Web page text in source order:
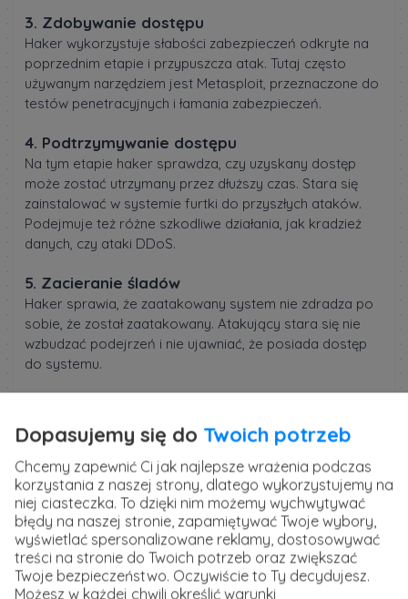
3. Zdobywanie dostępu
Haker wykorzystuje słabości zabezpieczeń odkryte na
poprzednim etapie i przypuszcza atak. Tutaj często
używanym narzędziem jest Metasploit, przeznaczone do
testów penetracyjnych i łamania zabezpieczeń.
4. Podtrzymywanie dostępu
Na tym etapie haker sprawdza, czy uzyskany dostęp
może zostać utrzymany przez dłuższy czas. Stara się
zainstalować w systemie furtki do przyszłych ataków.
Podejmuje też różne szkodliwe działania, jak kradzież
danych, czy ataki DDoS.
5. Zacieranie śladów
Haker sprawia, że zaatakowany system nie zdradza po
sobie, że został zaatakowany. Atakujący stara się nie
wzbudzać podejrzeń i nie ujawniać, że posiada dostęp
do systemu.
Etyczny haker powinien złożyć raport z odkrytych
słabości oraz udzielić rekomendacji dla wzmocnienia
zabezpieczeń.
Dopasujemy się do Twoich potrzeb
Chcemy zapewnić Ci jak najlepsze wrażenia podczas
korzystania z naszej strony, dlatego wykorzystujemy na
niej ciasteczka. To dzięki nim możemy wychwytywać
błędy na naszej stronie, zapamiętywać Twoje wybory,
wyświetlać spersonalizowane reklamy, dostosowywać
treści na stronie do Twoich potrzeb oraz zwiększać
Twoje bezpieczeństwo. Oczywiście to Ty decydujesz.
Możesz w każdej chwili określić warunki